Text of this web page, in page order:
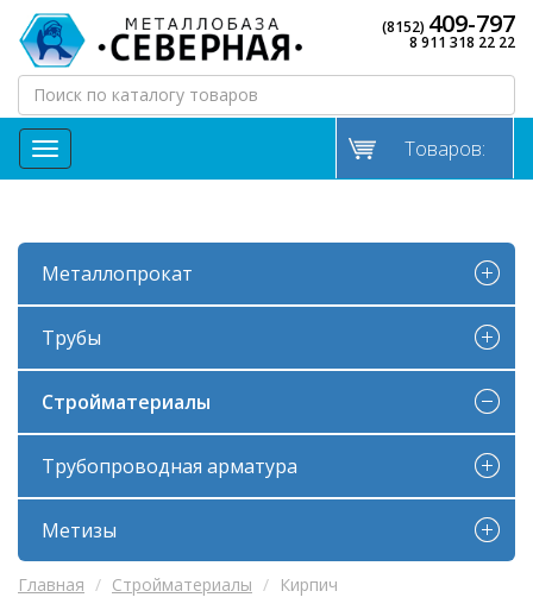
(8152) 409-797
8 911 318 22 22
МЕНЮ Товаров:
Металлопрокат
Трубы
Стройматериалы
Трубопроводная арматура
Метизы
Главная Стройматериалы Кирпич